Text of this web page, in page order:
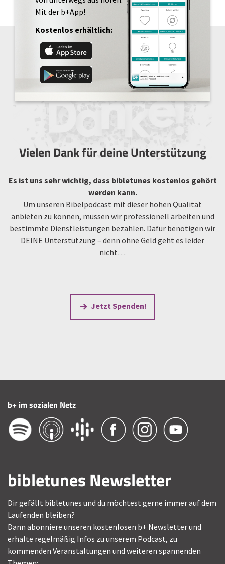
Mit der b+App!
Kostenlos erhältlich:
Vielen Dank für deine Unterstützung
Es ist uns sehr wichtig, dass bibletunes kostenlos gehört
werden kann.
Um unseren Bibelpodcast mit dieser hohen Qualität
anbieten zu können, müssen wir professionell arbeiten und
bestimmte Dienstleistungen bezahlen. Dafür benötigen wir
DEINE Unterstützung – denn ohne Geld geht es leider
nicht…
Jetzt Spenden!
b+ im sozialen Netz
bibletunes Newsletter
Dir gefällt bibletunes und du möchtest gerne immer auf dem
Laufenden bleiben?
Dann abonniere unseren kostenlosen b+ Newsletter und
erhalte regelmäßig Infos zu unserem Podcast, zu
kommenden Veranstaltungen und weiteren spannenden